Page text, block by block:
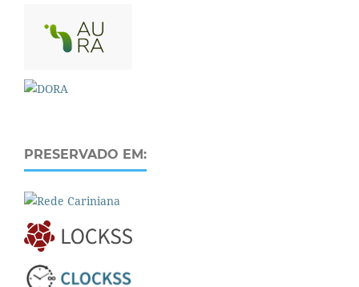
PRESERVADO EM: